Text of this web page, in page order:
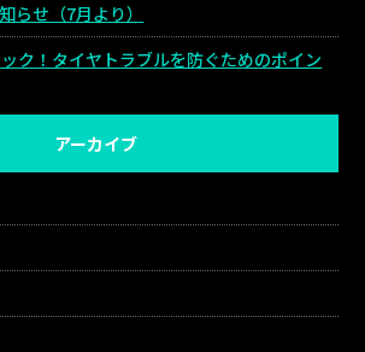
らせ（7月より）
ク！タイヤトラブルを防ぐためのポイン
アーカイブ